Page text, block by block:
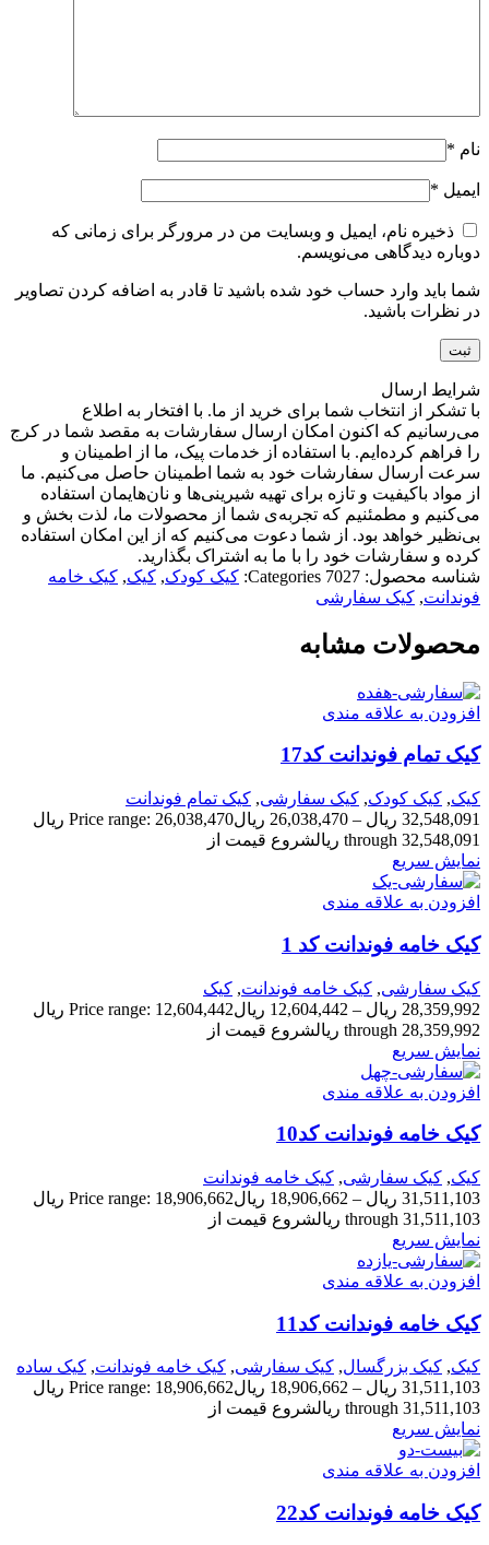
نام *
ایمیل *
ذخیره نام، ایمیل و وبسایت من در مرورگر برای زمانی که
دوباره دیدگاهی می‌نویسم.
شما باید وارد حساب خود شده باشید تا قادر به اضافه کردن تصاویر
در نظرات باشید.
شرایط ارسال
با تشکر از انتخاب شما برای خرید از ما. با افتخار به اطلاع
می‌رسانیم که اکنون امکان ارسال سفارشات به مقصد شما در کرج
را فراهم کرده‌ایم. با استفاده از خدمات پیک، ما از اطمینان و
سرعت ارسال سفارشات خود به شما اطمینان حاصل می‌کنیم. ما
از مواد باکیفیت و تازه برای تهیه شیرینی‌ها و نان‌هایمان استفاده
می‌کنیم و مطمئنیم که تجربه‌ی شما از محصولات ما، لذت بخش و
بی‌نظیر خواهد بود. از شما دعوت می‌کنیم که از این امکان استفاده
کرده و سفارشات خود را با ما به اشتراک بگذارید.
شناسه محصول: 7027
Categories: کیک کودک, کیک, کیک خامه
فوندانت, کیک سفارشی
محصولات مشابه
افزودن به علاقه مندی
کیک تمام فوندانت کد17
کیک, کیک کودک, کیک سفارشی, کیک تمام فوندانت
32,548,091 ریال –
26,038,470 ریال
Price range: 26,038,470 ریال
through 32,548,091 ریال
شروع قیمت از
نمایش سریع
افزودن به علاقه مندی
کیک خامه فوندانت کد 1
کیک سفارشی, کیک خامه فوندانت, کیک
28,359,992 ریال –
12,604,442 ریال
Price range: 12,604,442 ریال
through 28,359,992 ریال
شروع قیمت از
نمایش سریع
افزودن به علاقه مندی
کیک خامه فوندانت کد10
کیک, کیک سفارشی, کیک خامه فوندانت
31,511,103 ریال –
18,906,662 ریال
Price range: 18,906,662 ریال
through 31,511,103 ریال
شروع قیمت از
نمایش سریع
افزودن به علاقه مندی
کیک خامه فوندانت کد11
کیک, کیک بزرگسال, کیک سفارشی, کیک خامه فوندانت, کیک ساده
31,511,103 ریال –
18,906,662 ریال
Price range: 18,906,662 ریال
through 31,511,103 ریال
شروع قیمت از
نمایش سریع
افزودن به علاقه مندی
کیک خامه فوندانت کد22